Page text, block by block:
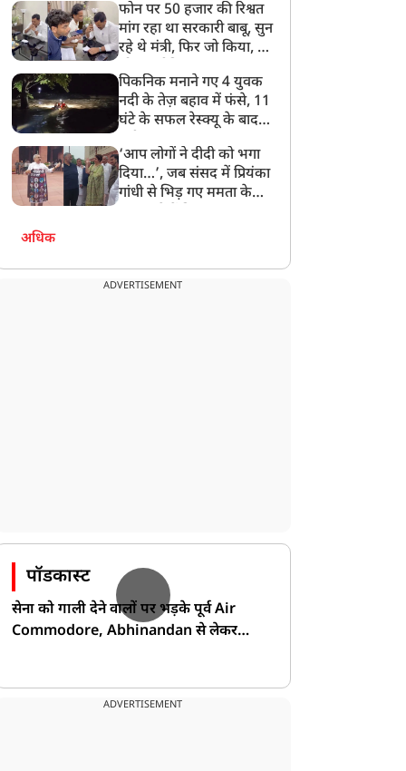
बेटी को गोद लें प्रधानमंत्री
फोन पर 50 हजार की रिश्वत
मांग रहा था सरकारी बाबू, सुन
रहे थे मंत्री, फिर जो किया, वो
पिकनिक मनाने गए 4 युवक
नदी के तेज़ बहाव में फंसे, 11
घंटे के सफल रेस्क्यू के बाद
‘आप लोगों ने दीदी को भगा
दिया…’, जब संसद में प्रियंका
गांधी से भिड़ गए ममता के
अधिक
ADVERTISEMENT
पॉडकास्ट
सेना को गाली देने वालों पर भड़के पूर्व Air
Commodore, Abhinandan से लेकर
ADVERTISEMENT